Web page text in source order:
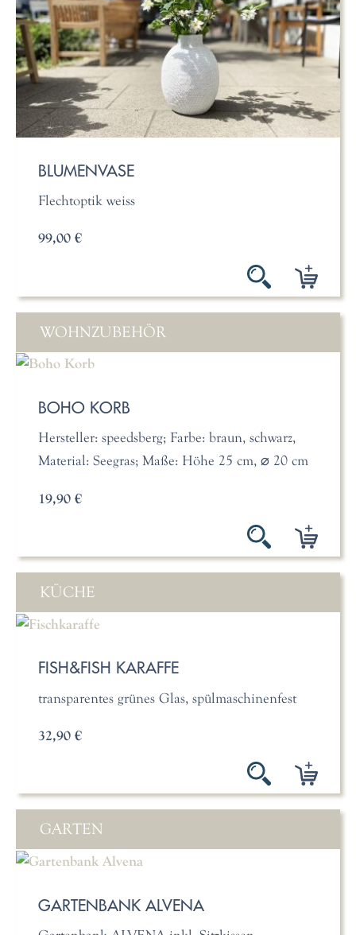
BLUMENVASE
Flechtoptik weiss
99,00 €
WOHNZUBEHÖR
BOHO KORB
Hersteller: speedsberg; Farbe: braun, schwarz,
Material: Seegras; Maße: Höhe 25 cm, ⌀ 20 cm
19,90 €
KÜCHE
FISH&FISH KARAFFE
transparentes grünes Glas, spülmaschinenfest
32,90 €
GARTEN
GARTENBANK ALVENA